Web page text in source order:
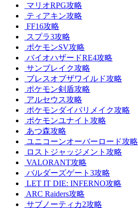
マリオRPG攻略
ティアキン攻略
FF16攻略
スプラ3攻略
ポケモンSV攻略
バイオハザードRE4攻略
サンブレイク攻略
ブレスオブザワイルド攻略
ポケモン剣盾攻略
アルセウス攻略
ポケモンダイパリメイク攻略
ポケモンユナイト攻略
あつ森攻略
ユニコーンオーバーロード攻略
ロストジャッジメント攻略
VALORANT攻略
バルダーズゲート3攻略
LET IT DIE: INFERNO攻略
ARC Raiders攻略
サブノーティカ2攻略